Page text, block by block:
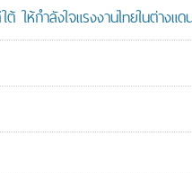
ห้กำลังใจแรงงานไทยในต่างแด